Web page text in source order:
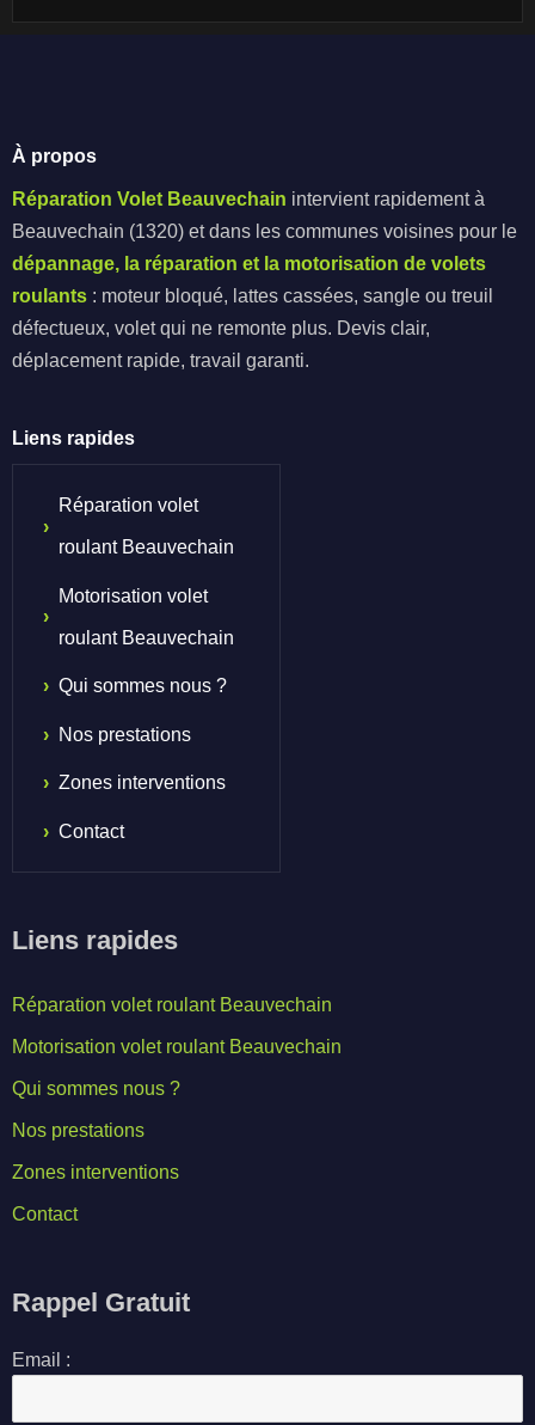
À propos
Réparation Volet Beauvechain intervient rapidement à
Beauvechain (1320) et dans les communes voisines pour le
dépannage, la réparation et la motorisation de volets
roulants : moteur bloqué, lattes cassées, sangle ou treuil
défectueux, volet qui ne remonte plus. Devis clair,
déplacement rapide, travail garanti.
Liens rapides
Réparation volet
roulant Beauvechain
Motorisation volet
roulant Beauvechain
Qui sommes nous ?
Nos prestations
Zones interventions
Contact
Liens rapides
Réparation volet roulant Beauvechain
Motorisation volet roulant Beauvechain
Qui sommes nous ?
Nos prestations
Zones interventions
Contact
Rappel Gratuit
Email :